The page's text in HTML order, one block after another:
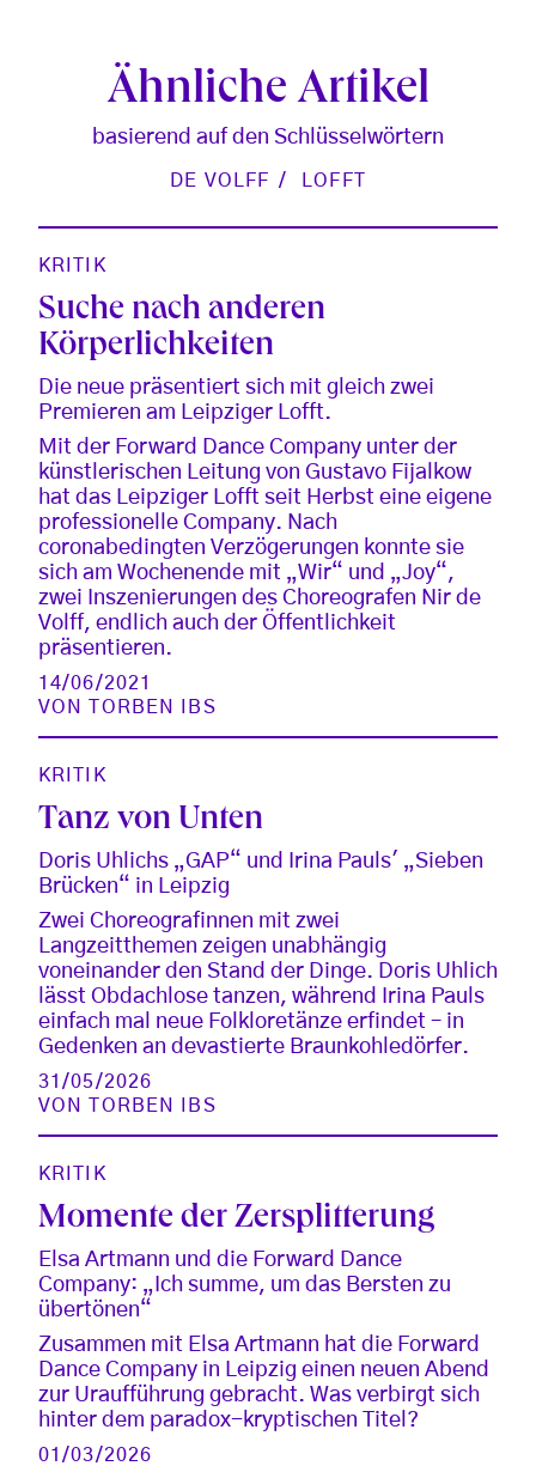
Ähnliche Artikel
basierend auf den Schlüsselwörtern
DE VOLFF LOFFT
KRITIK
Suche nach anderen
Körperlichkeiten
Die neue präsentiert sich mit gleich zwei
Premieren am Leipziger Lofft.
Mit der Forward Dance Company unter der
künstlerischen Leitung von Gustavo Fijalkow
hat das Leipziger Lofft seit Herbst eine eigene
professionelle Company. Nach
coronabedingten Verzögerungen konnte sie
sich am Wochenende mit „Wir“ und „Joy“,
zwei Inszenierungen des Choreografen Nir de
Volff, endlich auch der Öffentlichkeit
präsentieren.
14/06/2021
VON
TORBEN IBS
KRITIK
Tanz von Unten
Doris Uhlichs „GAP“ und Irina Pauls' „Sieben
Brücken“ in Leipzig
Zwei Choreografinnen mit zwei
Langzeitthemen zeigen unabhängig
voneinander den Stand der Dinge. Doris Uhlich
lässt Obdachlose tanzen, während Irina Pauls
einfach mal neue Folkloretänze erfindet – in
Gedenken an devastierte Braunkohledörfer.
31/05/2026
VON
TORBEN IBS
KRITIK
Momente der Zersplitterung
Elsa Artmann und die Forward Dance
Company: „Ich summe, um das Bersten zu
übertönen“
Zusammen mit Elsa Artmann hat die Forward
Dance Company in Leipzig einen neuen Abend
zur Uraufführung gebracht. Was verbirgt sich
hinter dem paradox-kryptischen Titel?
01/03/2026